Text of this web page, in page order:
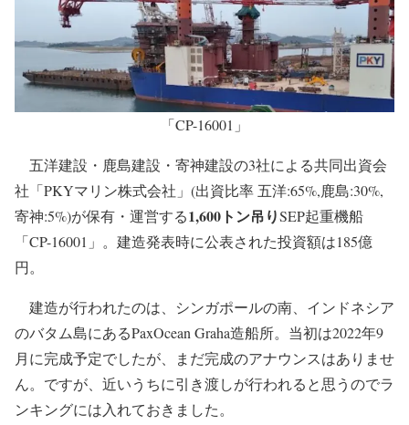
「CP-16001」
五洋建設・鹿島建設・寄神建設の3社による共同出資会
社「PKYマリン株式会社」(出資比率 五洋:65%,鹿島:30%,
寄神:5%)が保有・運営する1,600トン吊りSEP起重機船
「CP-16001」。建造発表時に公表された投資額は185億
円。
建造が行われたのは、シンガポールの南、インドネシア
のバタム島にあるPaxOcean Graha造船所。当初は2022年9
月に完成予定でしたが、まだ完成のアナウンスはありませ
ん。ですが、近いうちに引き渡しが行われると思うのでラ
ンキングには入れておきました。